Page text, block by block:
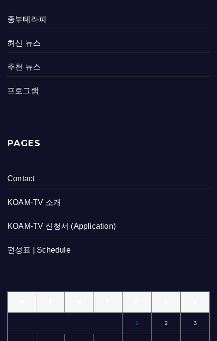
종부테라피
최신 뉴스
추천 뉴스
프로그램
PAGES
Contact
KOAM-TV 소개
KOAM-TV 신청서 (Application)
편성표 | Schedule
1 2 3